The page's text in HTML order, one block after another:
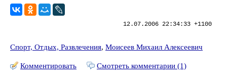
12.07.2006 22:34:33 +1100
Спорт, Отдых, Развлечения, Моисеев Михаил Алексеевич
Комментировать Смотреть комментарии (1)